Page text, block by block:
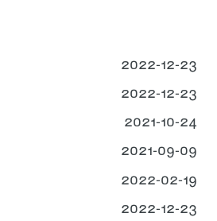
2022-12-23
2022-12-23
2021-10-24
2021-09-09
2022-02-19
2022-12-23